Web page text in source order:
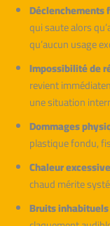
Déclenchements
qui saute alors
qu’aucun usage
Impossibilité de
revient
une situation
Dommages
plastique fondu,
Chaleur
chaud mérite
Bruits inhabituels